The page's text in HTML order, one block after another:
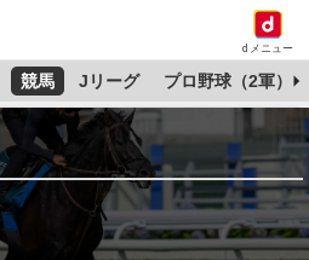
dメニュー
競馬 Jリーグ プロ野球（2軍）